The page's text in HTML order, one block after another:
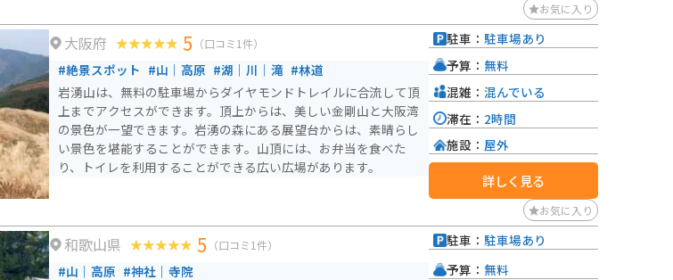
グコースとしても人気があり、周辺には道の駅 くしがきの里な
ど、他の道の駅も点在しています。 道の駅 紀の川万葉の里は、
地元の文化や自然に触れ、和歌山の魅力を満喫できるスポットで
す。
お気に入り
大阪府 5 （口コミ1件）
#絶景スポット #山｜高原 #湖｜川｜滝 #林道
岩湧山は、無料の駐車場からダイヤモンドトレイルに合流して頂
上までアクセスができます。頂上からは、美しい金剛山と大阪湾
の景色が一望できます。岩湧の森にある展望台からは、素晴らし
い景色を堪能することができます。山頂には、お弁当を食べた
り、トイレを利用することができる広い広場があります。
駐車： 駐車場あり
予算： 無料
混雑： 混んでいる
滞在： 2時間
施設： 屋外
詳しく見る
お気に入り
和歌山県 5 （口コミ1件）
#山｜高原 #神社｜寺院
駐車： 駐車場あり
予算： 無料